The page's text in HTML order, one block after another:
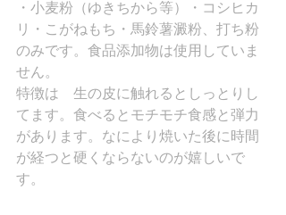
・小麦粉（ゆきちから等）・コシヒカ
リ・こがねもち・馬鈴薯澱粉、打ち粉
のみです。食品添加物は使用していま
せん。
特徴は　生の皮に触れるとしっとりし
てます。食べるとモチモチ食感と弾力
があります。なにより焼いた後に時間
が経つと硬くならないのが嬉しいで
す。